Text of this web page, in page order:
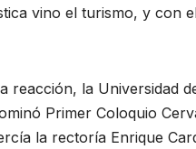
vino el turismo, y con
reacción, la Universidad
Primer Coloquio
la rectoría Enrique